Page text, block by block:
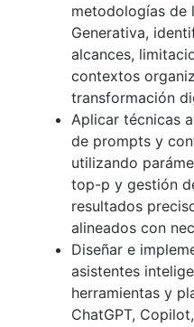
metodologías de
Generativa,
alcances,
contextos
transformación
Aplicar técnicas
de prompts y
utilizando
top-p y gestión
resultados
alineados con
Diseñar e
asistentes
herramientas y
ChatGPT,